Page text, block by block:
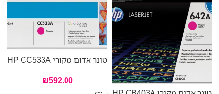
טונר אדום מקורי HP CC533A
₪592.00